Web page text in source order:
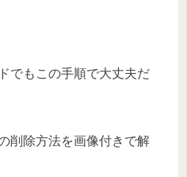
でもこの手順で大丈夫だ
削除方法を画像付きで解